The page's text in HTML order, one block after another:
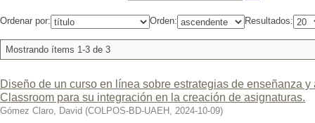
Ordenar por: Orden: Resultados:
Mostrando ítems 1-3 de 3
Diseño de un curso en línea sobre estrategias de enseñanza
Classroom para su integración en la creación de asignaturas.
Gómez Claro, David (COLPOS-BD-UAEH , 2024-10-09)